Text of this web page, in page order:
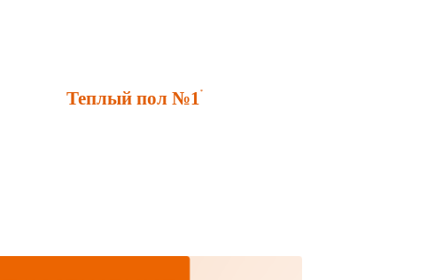
Теплый пол №1 *